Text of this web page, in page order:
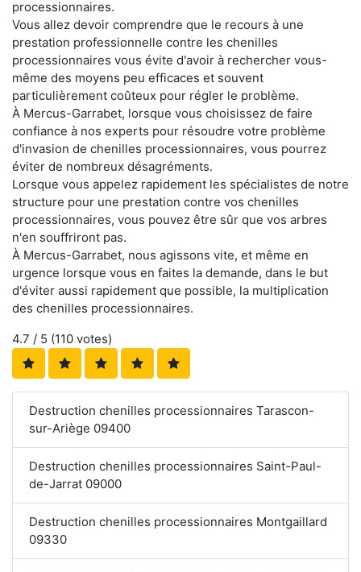
processionnaires.
Vous allez devoir comprendre que le recours à une
prestation professionnelle contre les chenilles
processionnaires vous évite d'avoir à rechercher vous-
même des moyens peu efficaces et souvent
particulièrement coûteux pour régler le problème.
À Mercus-Garrabet, lorsque vous choisissez de faire
confiance à nos experts pour résoudre votre problème
d'invasion de chenilles processionnaires, vous pourrez
éviter de nombreux désagréments.
Lorsque vous appelez rapidement les spécialistes de notre
structure pour une prestation contre vos chenilles
processionnaires, vous pouvez être sûr que vos arbres
n'en souffriront pas.
À Mercus-Garrabet, nous agissons vite, et même en
urgence lorsque vous en faites la demande, dans le but
d'éviter aussi rapidement que possible, la multiplication
des chenilles processionnaires.
4.7 / 5 (110 votes)
Destruction chenilles processionnaires Tarascon-
sur-Ariège 09400
Destruction chenilles processionnaires Saint-Paul-
de-Jarrat 09000
Destruction chenilles processionnaires Montgaillard
09330